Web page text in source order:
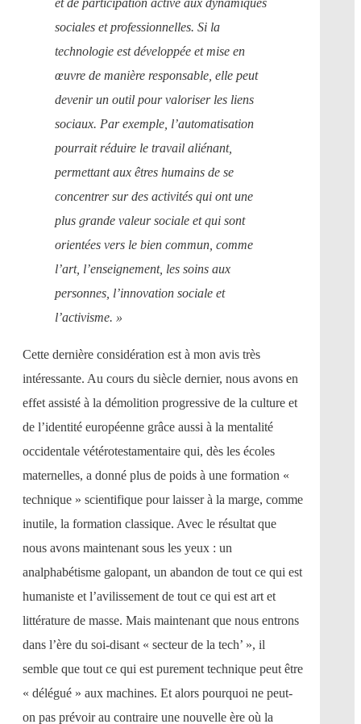
et de participation active aux dynamiques
sociales et professionnelles. Si la
technologie est développée et mise en
œuvre de manière responsable, elle peut
devenir un outil pour valoriser les liens
sociaux. Par exemple, l’automatisation
pourrait réduire le travail aliénant,
permettant aux êtres humains de se
concentrer sur des activités qui ont une
plus grande valeur sociale et qui sont
orientées vers le bien commun, comme
l’art, l’enseignement, les soins aux
personnes, l’innovation sociale et
l’activisme. »
Cette dernière considération est à mon avis très
intéressante. Au cours du siècle dernier, nous avons en
effet assisté à la démolition progressive de la culture et
de l’identité européenne grâce aussi à la mentalité
occidentale vétérotestamentaire qui, dès les écoles
maternelles, a donné plus de poids à une formation «
technique » scientifique pour laisser à la marge, comme
inutile, la formation classique. Avec le résultat que
nous avons maintenant sous les yeux : un
analphabétisme galopant, un abandon de tout ce qui est
humaniste et l’avilissement de tout ce qui est art et
littérature de masse. Mais maintenant que nous entrons
dans l’ère du soi-disant « secteur de la tech’ », il
semble que tout ce qui est purement technique peut être
« délégué » aux machines. Et alors pourquoi ne peut-
on pas prévoir au contraire une nouvelle ère où la